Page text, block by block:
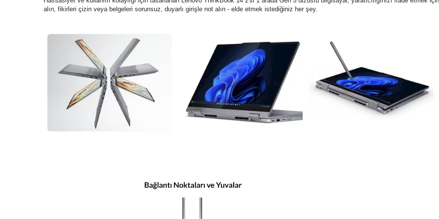
alın, fikirleri çizin veya belgeleri sorunsuz, duyarlı girişle not alın - elde etmek istediğiniz her şey.